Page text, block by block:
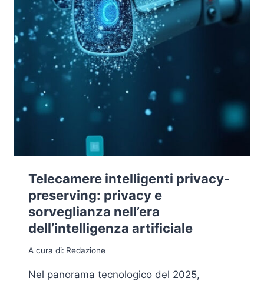
Telecamere intelligenti privacy-
preserving: privacy e
sorveglianza nell’era
dell’intelligenza artificiale
A cura di: Redazione
Nel panorama tecnologico del 2025,